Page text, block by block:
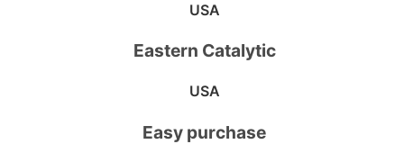
USA
Eastern Catalytic
USA
Easy purchase